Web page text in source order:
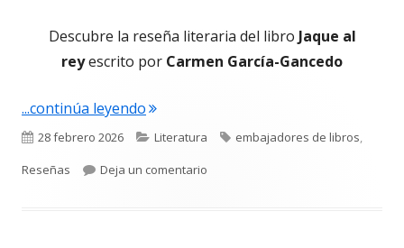
Descubre la reseña literaria del libro Jaque al
reyescrito por Carmen García-Gancedo
...continúa leyendo"Reseña literaria: Jaque al rey –
Publicado
el
28 febrero 2026 Categorías
Literatura Etiquetas
embajadores de libros,
Reseñas
Deja un comentario